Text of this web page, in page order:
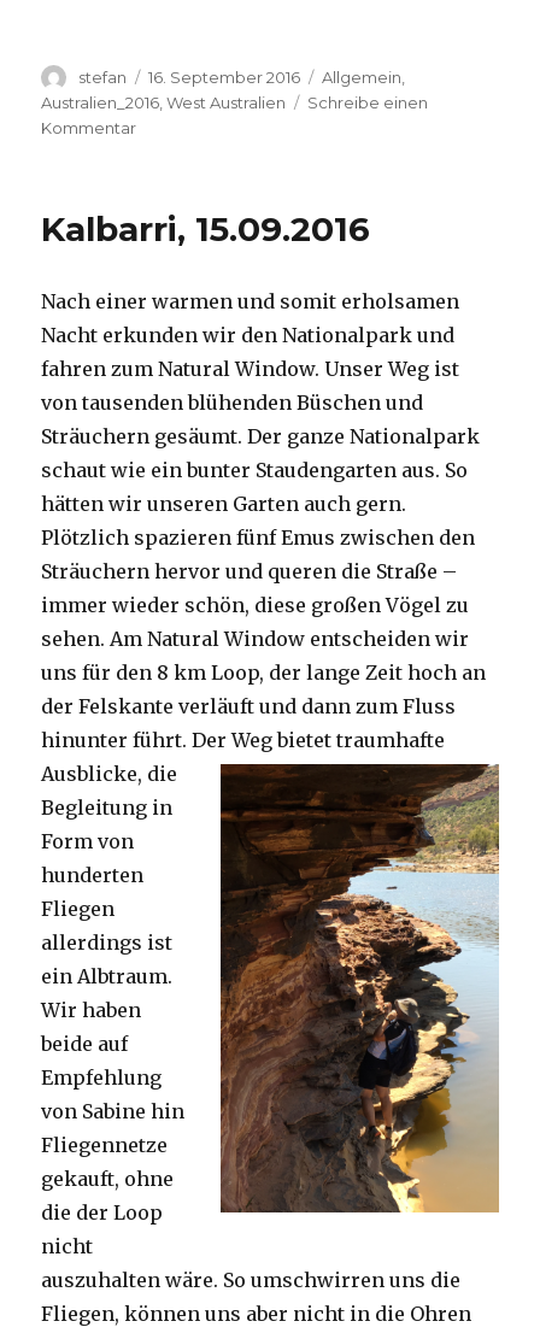
Autor
stefan
Veröffentlicht
am
16. September 2016 Kategorien
Allgemein
Australien_2016 ,West Australien
Schreibe einen
Kommentarzu
Kalbarri, 15.09.2016
Nach einer warmen und somit erholsamen
Nacht erkunden wir den Nationalpark und
fahren zum Natural Window. Unser Weg ist
von tausenden blühenden Büschen und
Sträuchern gesäumt. Der ganze Nationalpark
schaut wie ein bunter Staudengarten aus. So
hätten wir unseren Garten auch gern.
Plötzlich spazieren fünf Emus zwischen den
Sträuchern hervor und queren die Straße –
immer wieder schön, diese großen Vögel zu
sehen. Am Natural Window entscheiden wir
uns für den 8 km Loop, der lange Zeit hoch an
der Felskante verläuft und dann zum Fluss
hinunter führt. Der Weg bietet traumhafte
Ausblicke, die
Begleitung in
Form von
hunderten
Fliegen
allerdings ist
ein Albtraum.
Wir haben
beide auf
Empfehlung
von Sabine hin
Fliegennetze
gekauft, ohne
die der Loop
nicht
auszuhalten wäre. So umschwirren uns die
Fliegen, können uns aber nicht in die Ohren